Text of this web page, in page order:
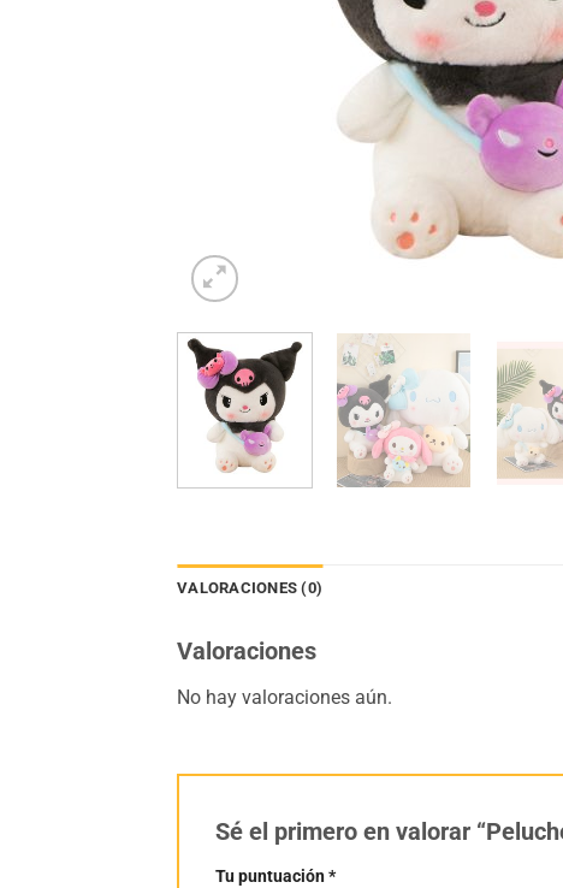
VALORACIONES (0)
Valoraciones
No hay valoraciones aún.
Sé el primero en valorar
Tu puntuación*